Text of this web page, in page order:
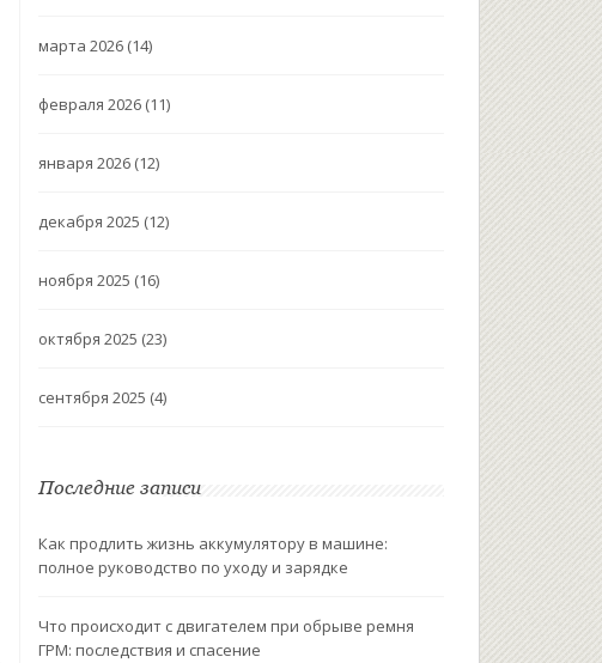
марта 2026 (14)
февраля 2026 (11)
января 2026 (12)
декабря 2025 (12)
ноября 2025 (16)
октября 2025 (23)
сентября 2025 (4)
Последние записи
Как продлить жизнь аккумулятору в машине:
полное руководство по уходу и зарядке
Что происходит с двигателем при обрыве ремня
ГРМ: последствия и спасение